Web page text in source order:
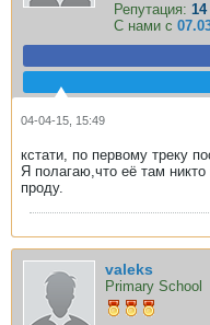
Репутация: 14
С нами с
04-04-15, 15:49
кстати, по первому треку
Я полагаю,что её там
проду.
valeks
Primary School